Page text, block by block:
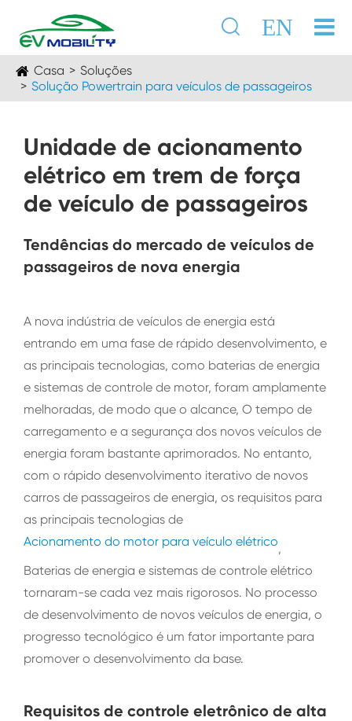
EN

Casa
Soluções
Solução Powertrain para veículos de passageiros
Unidade de acionamento
elétrico em trem de força
de veículo de passageiros
Tendências do mercado de veículos de
passageiros de nova energia
A nova indústria de veículos de energia está
entrando em uma fase de rápido desenvolvimento, e
as principais tecnologias, como baterias de energia
e sistemas de controle de motor, foram amplamente
melhoradas, de modo que o alcance, O tempo de
carregamento e a segurança dos novos veículos de
energia foram bastante aprimorados. No entanto,
com o rápido desenvolvimento iterativo de novos
carros de passageiros de energia, os requisitos para
as principais tecnologias de
Acionamento do motor para veículo elétrico,
Baterias de energia e sistemas de controle elétrico
tornaram-se cada vez mais rigorosos. No processo
de desenvolvimento de novos veículos de energia, o
progresso tecnológico é um fator importante para
promover o desenvolvimento da base.
Requisitos de controle eletrônico de alta